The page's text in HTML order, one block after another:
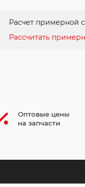
Расчет примерной
Рассчитать
Оптовые цены
на запчасти